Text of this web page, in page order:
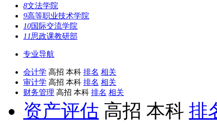
8文法学院
9高等职业技术学院
10国际交流学院
11思政课教研部
专业导航
会计学 高招 本科 排名 相关
审计学 高招 本科 排名 相关
财务管理 高招 本科 排名 相关
资产评估 高招 本科 排